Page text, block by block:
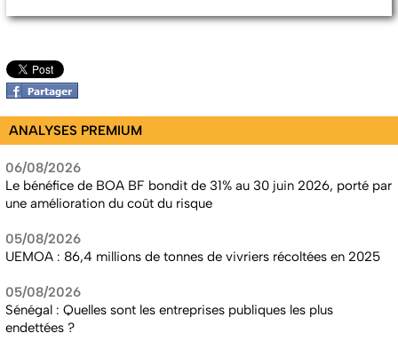
ANALYSES PREMIUM
06/08/2026
Le bénéfice de BOA BF bondit de 31% au 30 juin 2026, porté par
une amélioration du coût du risque
05/08/2026
UEMOA : 86,4 millions de tonnes de vivriers récoltées en 2025
05/08/2026
Sénégal : Quelles sont les entreprises publiques les plus
endettées ?